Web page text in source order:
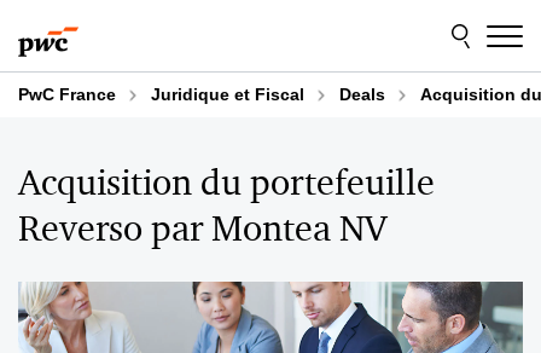
au
contenu
au
pied
dePwC France Juridique et Fiscal Deals Acquisition
Acquisition du portefeuille
Reverso par Montea NV